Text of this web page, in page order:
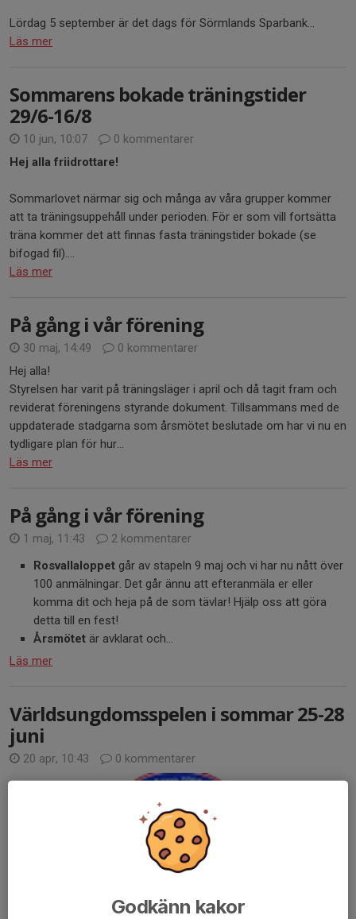
Lördag 5 september är det dags för Sörmlands Sparbank...
Läs mer
Sommarens bokade träningstider
29/6-16/8
10 jun, 10:07
0 kommentarer
Hej alla friidrottare!
Sommarlovet närmar sig och många av våra grupper kommer
att ta träningsuppehåll under perioden. För er som vill fortsätta
träna kommer det att finnas fasta träningstider bokade (se
bifogad fil)....
Läs mer
På gång i vår förening
30 maj, 14:49
0 kommentarer
Hej alla!
Styrelsen har varit på träningsläger i april och då tagit fram och
reviderat föreningens styrande dokument. Tillsammans med de
uppdaterade stadgarna som årsmötet beslutade om har vi nu en
tydligare plan för hur...
Läs mer
På gång i vår förening
1 maj, 11:43
2 kommentarer
Rosvallaloppet går av stapeln 9 maj och vi har nu nått över
100 anmälningar. Det går ännu att efteranmäla er eller
komma dit och heja på de som tävlar! Hjälp oss att göra
detta till en fest!
Årsmötet är avklarat och...
Läs mer
Världsungdomsspelen i sommar 25-28
juni
20 apr, 10:43 0 kommentarer
Godkänn kakor